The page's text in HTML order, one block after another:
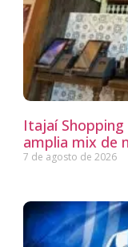
Itajaí
amplia mix de
7 de agosto de 2026